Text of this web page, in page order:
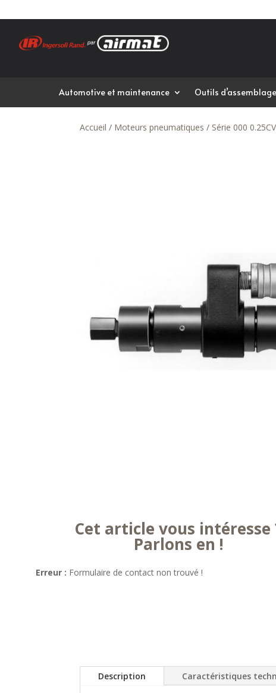
Automotive et maintenance Outils
Accueil / Moteurs pneumatiques / Série 000 0.25CV
Cet article vous intéresse
Parlons en !
Erreur : Formulaire de contact non trouvé !
Description Caractéristiques